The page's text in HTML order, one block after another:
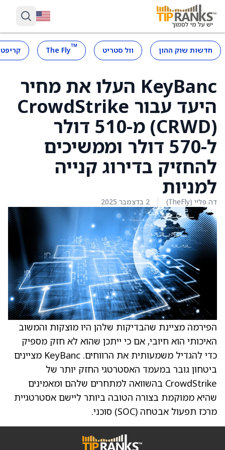
חדשות שוק ההון וול סטריט ™
The Fly
KeyBanc העלו את מחיר
היעד עבור CrowdStrike
(CRWD) מ-510 דולר
ל-570 דולר וממשיכים
להחזיק בדירוג קנייה
למניות
דה פליי (TheFly) 2 בדצמבר 2025
הפירמה מציינת שהבדיקות שלהן היו מוצקות והמשוב
האיכותי הוא חיובי, אם כי ייתכן שהוא לא חזק מספיק
כדי להגדיל משמעותית את הרווחים. KeyBanc מציינים
ביטחון גובר במעמד האסטרטגי החזק יותר של
CrowdStrike בהשוואה למתחרים שלהם ומאמינים
שהיא ממוקמת בצורה הטובה ביותר ליישם אסטרטגיית
מרכז תפעול אבטחה (SOC) סוכני.